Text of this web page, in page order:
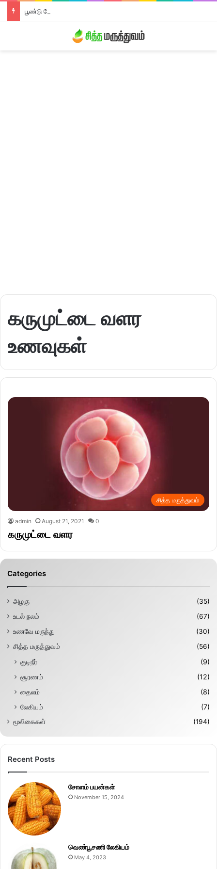
பூண்டு லேகியம்
கருமுட்டை வளர
உணவுகள்
சித்த மருத்துவம்
admin August 21, 2021 0
கருமுட்டை வளர
Categories
அழகு
(35)
உடல் நலம்
(67)
உணவே மருந்து
(30)
சித்த மருத்துவம்
(56)
குடிநீர்
(9)
சூரணம்
(12)
தைலம்
(8)
லேகியம்
(7)
மூலிகைகள் (194)
Recent Posts
சோளம் பயன்கள்
November 15, 2024
வெண்பூசணி லேகியம்
May 4, 2023